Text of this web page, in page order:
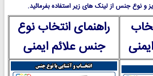
و نوع جنس از لینک های زیر استفاده بفرمائید.
راهنمای انتخاب نوع
جنس علائم ایمنی